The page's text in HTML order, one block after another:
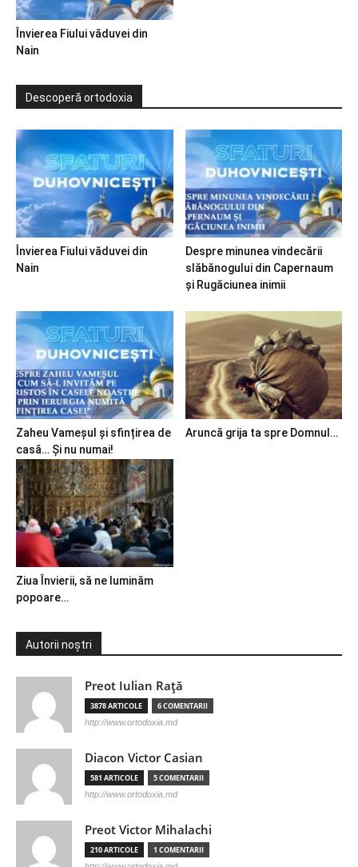
Învierea Fiului văduvei din
Nain
Descoperă ortodoxia
Învierea Fiului văduvei din
Nain
Despre minunea vindecării
slăbănogului din Capernaum
și Rugăciunea inimii
Zaheu Vameșul și sfințirea de
casă… Și nu numai!
Aruncă grija ta spre Domnul…
Ziua Învierii, să ne luminăm
popoare…
Autorii noștri
Preot Iulian Raţă
3878 ARTICOLE 6 COMENTARII
http://www.ortodoxia.md
Diacon Victor Casian
581 ARTICOLE 5 COMENTARII
http://www.ortodoxia.md
Preot Victor Mihalachi
210 ARTICOLE 1 COMENTARII